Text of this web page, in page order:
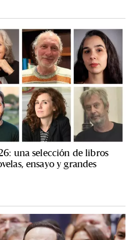
una selección de libros
ensayo y grandes